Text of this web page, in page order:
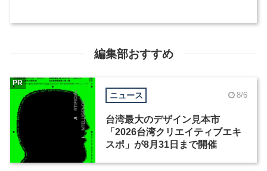
編集部おすすめ
ニュース 8/6
台湾最大のデザイン見本市
「2026台湾クリエイティブエキ
スポ」が8月31日まで開催
PR